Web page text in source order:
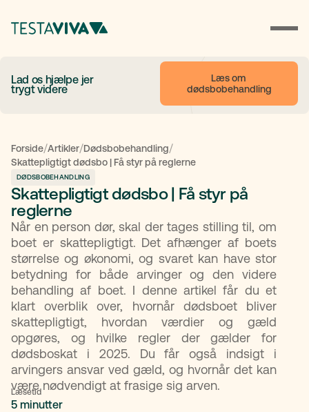
Lad os hjælpe jer
trygt videre
Læs om
dødsbobehandling
Forside/Artikler/Dødsbobehandling/
Skattepligtigt dødsbo | Få styr på reglerne
DØDSBOBEHANDLING
Skattepligtigt dødsbo | Få styr på
reglerne
Når en person dør, skal der tages stilling til, om
boet er skattepligtigt. Det afhænger af boets
størrelse og økonomi, og svaret kan have stor
betydning for både arvinger og den videre
behandling af boet. I denne artikel får du et
klart overblik over, hvornår dødsboet bliver
skattepligtigt, hvordan værdier og gæld
opgøres, og hvilke regler der gælder for
dødsboskat i 2025. Du får også indsigt i
arvingers ansvar ved gæld, og hvornår det kan
være nødvendigt at frasige sig arven.
Læsetid
5 minutter